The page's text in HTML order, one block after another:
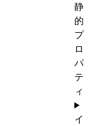
静
的
プ
ロ
パ
テ
ィ
イ